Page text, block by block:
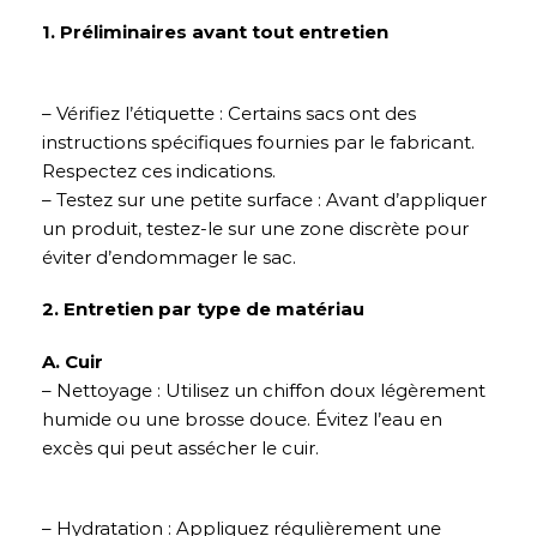
1. Préliminaires avant tout entretien
– Vérifiez l’étiquette : Certains sacs ont des
instructions spécifiques fournies par le fabricant.
Respectez ces indications.
– Testez sur une petite surface : Avant d’appliquer
un produit, testez-le sur une zone discrète pour
éviter d’endommager le sac.
2. Entretien par type de matériau
A. Cuir
– Nettoyage : Utilisez un chiffon doux légèrement
humide ou une brosse douce. Évitez l’eau en
excès qui peut assécher le cuir.
– Hydratation : Appliquez régulièrement une